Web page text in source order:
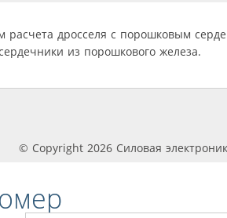
расчета дросселя с порошковым
из порошкового железа.
© Copyright 2026 Силовая